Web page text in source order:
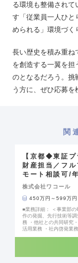
る環境も整備され
す「従業員一人ひと
められる」環境づく
長い歴史を積み重ね
を創造する一翼を担
のとなるだろう。挑
う方に、ぜひ応募を
関
【京都◆東証
財産担当／フ
モート相談可/
株式会社ワコール
450万円～599万円
■業務詳細： ＜事業部の
作の発掘、先行技術等
務 ・他社との共同研究
活用業務 ・社内啓発業
戦略の立案・実行 他 ■